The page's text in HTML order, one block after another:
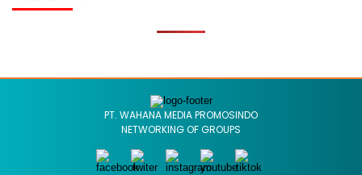
PT. WAHANA MEDIA PROMOSINDO
NETWORKING OF GROUPS